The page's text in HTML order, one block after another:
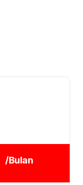
/Bulan